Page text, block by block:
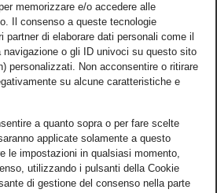
memorizzare e/o accedere alle
Il consenso a queste tecnologie
partner di elaborare dati personali come il
navigazione o gli ID univoci su questo sito
personalizzati. Non acconsentire o ritirare
su alcune caratteristiche e
a quanto sopra o per fare scelte
applicate solamente a questo
le impostazioni in qualsiasi momento,
utilizzando i pulsanti della Cookie
di gestione del consenso nella parte